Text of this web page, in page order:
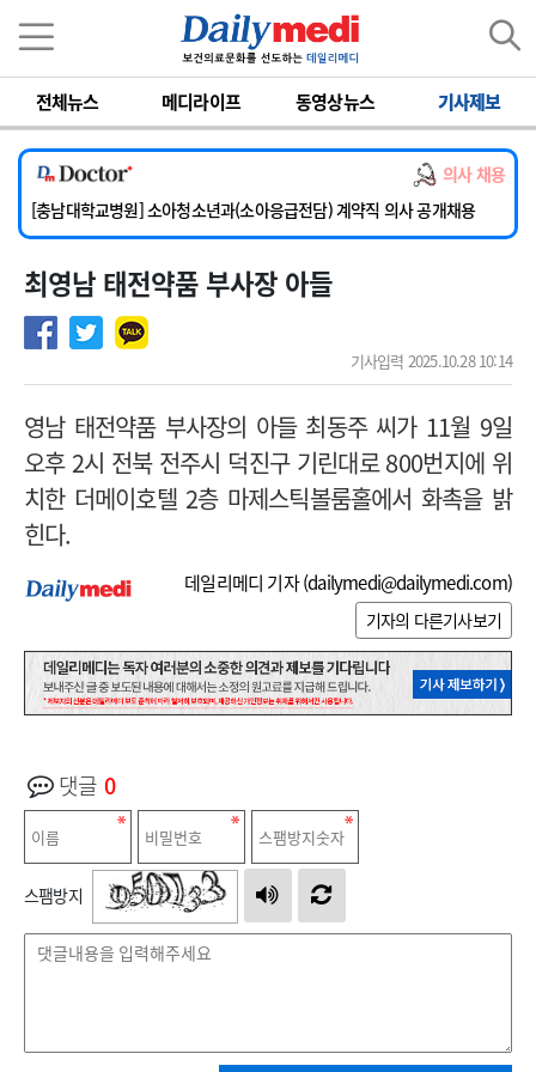
전체뉴스 메디라이프 동영상뉴스 기사제보
의사 채용
[서울아산병원] 2026년 하반기 인턴 모집
[영남대학교의료원] 마취통증의학과 임기제 임상의사 채용
[충남대학교병원] 소아청소년과(소아응급전담) 계약직 의사 공개채용
[동부병원] 계약직(응급의학과 전문의) 직원모집
[이대목동병원] 하반기 전공의(레지던트1년차) 모집
[서울아산병원] 2026년 하반기 인턴 모집
[영남대학교의료원] 마취통증의학과 임기제 임상의사 채용
최영남 태전약품 부사장 아들
기사입력 2025.10.28 10:14
영남 태전약품 부사장의 아들 최동주 씨가 11월 9일
오후 2시 전북 전주시 덕진구 기린대로 800번지에 위
치한더메이호텔 2층 마제스틱볼룸홀에서 화촉을 밝
힌다.
데일리메디 기자 (dailymedi@dailymedi.com)
기자의 다른기사보기
댓글 0
스팸방지